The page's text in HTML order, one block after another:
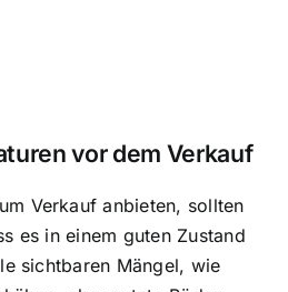
vor dem Verkauf
Verkauf anbieten, sollten
es in einem guten Zustand
sichtbaren Mängel, wie